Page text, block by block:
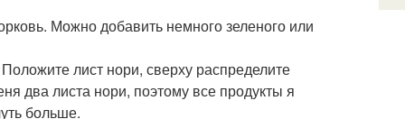
Можно добавить немного зеленого или
лист нори, сверху распределите
два листа нори, поэтому все продукты я
больше.